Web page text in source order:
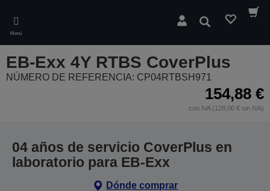
main
content
Menú
Buscar
EB-Exx 4Y RTBS CoverPlus
NÚMERO DE REFERENCIA: CP04RTBSH971
154,88 €
con IVA (128,00 € sin IVA)
04 años de servicio CoverPlus en
laboratorio para EB-Exx
Dónde comprar